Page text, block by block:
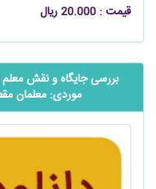
قیمت : 20.000 ریال
بررسی جایگاه و نقش
موردی: معلمان